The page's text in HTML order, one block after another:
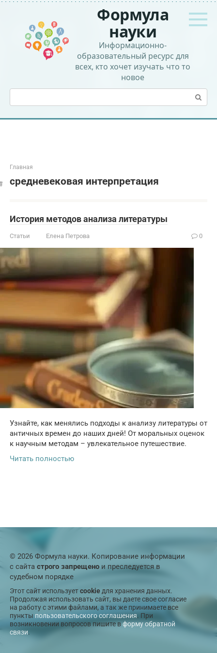
Перейти
контенту
Формула
науки
Информационно-
образовательный ресурс для
всех, кто хочет изучать что то
новое
Поиск:
Главная
средневековая интерпретация
История методов анализа литературы
Статьи Елена Петрова 0
Узнайте, как менялись подходы к анализу литературы от
античных времен до наших дней! От моральных оценок
к научным методам – увлекательное путешествие.
Читать полностью
© 2026 Формула науки. Копирование информации
с сайта строго запрещено и преследуется в
судебном порядке
Этот сайт используетcookie для хранения данных.
Продолжая использовать сайт, вы даете свое согласие
на работу с этими файлами, а так же принимаете все
пункты пользовательского соглашения. При
возникновении вопросов пишите вформу обратной
связи.